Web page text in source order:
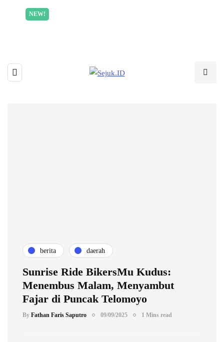
NEW!
berita daerah
Sunrise Ride BikersMu Kudus:
Menembus Malam, Menyambut
Fajar di Puncak Telomoyo
By Fathan Faris Saputro 09/09/2025 1 Mins read